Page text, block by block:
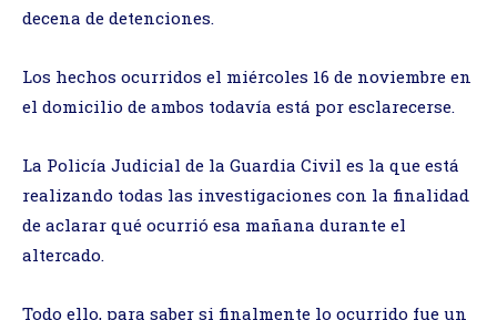
decena de detenciones.
Los hechos ocurridos el miércoles 16 de noviembre en
el domicilio de ambos todavía está por esclarecerse.
La Policía Judicial de la Guardia Civil es la que está
realizando todas las investigaciones con la finalidad
de aclarar qué ocurrió esa mañana durante el
altercado.
Todo ello, para saber si finalmente lo ocurrido fue un